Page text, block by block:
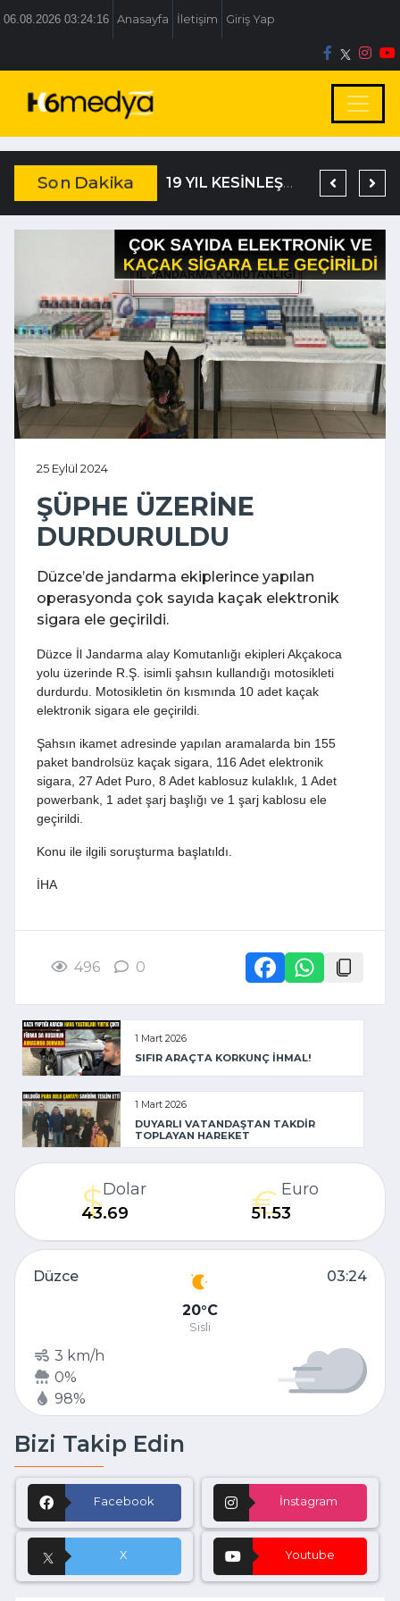
06.08.2026 03:24:16 Anasayfa İletişim Giriş Yap
Son Dakika 19 YIL KESİNLEŞMİŞ HAPİS CEZASIYLA ARANIYORDU
25 Eylül 2024
ŞÜPHE ÜZERİNE
DURDURULDU
Düzce’de jandarma ekiplerince yapılan
operasyonda çok sayıda kaçak elektronik
sigara ele geçirildi.
Düzce İl Jandarma alay Komutanlığı ekipleri Akçakoca
yolu üzerinde R.Ş. isimli şahsın kullandığı motosikleti
durdurdu. Motosikletin ön kısmında 10 adet kaçak
elektronik sigara ele geçirildi.
Şahsın ikamet adresinde yapılan aramalarda bin 155
paket bandrolsüz kaçak sigara, 116 Adet elektronik
sigara, 27 Adet Puro, 8 Adet kablosuz kulaklık, 1 Adet
powerbank, 1 adet şarj başlığı ve 1 şarj kablosu ele
geçirildi.
Konu ile ilgili soruşturma başlatıldı.
İHA
496 0
1 Mart 2026
SIFIR ARAÇTA KORKUNÇ İHMAL!
1 Mart 2026
DUYARLI VATANDAŞTAN TAKDİR
TOPLAYAN HAREKET
Dolar
43.69
Euro
51.53
Düzce
03:24
20 C
Sisli
3 km/h
0%
98%
Bizi Takip Edin
Facebook İnstagram
X Youtube